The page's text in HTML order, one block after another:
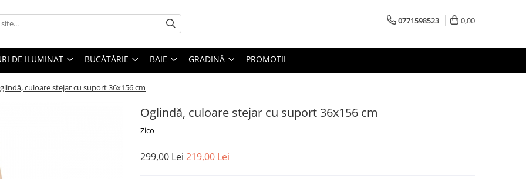
0771598523 0,00
DE ILUMINAT BUCĂTĂRIE BAIE GRADINĂ PROMOTII
culoare stejar cu suport 36x156 cm
Oglindă, culoare stejar cu suport 36x156 cm
Zico
299,00 Lei219,00 Lei